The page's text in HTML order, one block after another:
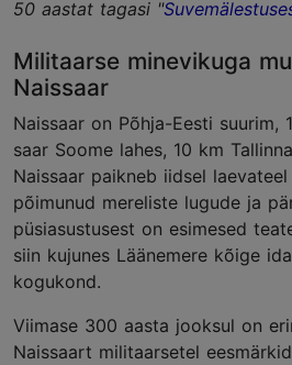
50 aastat tagasi "
Militaarse minevikuga
Naissaar
Naissaar on Põhja-Eesti suurim,
saar Soome lahes, 10 km
Naissaar paikneb iidsel
põimunud mereliste lugude ja
püsiasustusest on esimesed
siin kujunes Läänemere kõige
kogukond.
Viimase 300 aasta jooksul on
Naissaart militaarsetel